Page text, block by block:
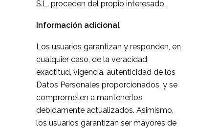
S.L. proceden del propio interesado.
Información adicional
Los usuarios garantizan y responden, en
cualquier caso, de la veracidad,
exactitud, vigencia, autenticidad de los
Datos Personales proporcionados, y se
comprometen a mantenerlos
debidamente actualizados. Asimismo,
los usuarios garantizan ser mayores de